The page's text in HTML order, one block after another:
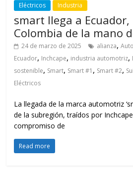
Eléctricos Industria
smart llega a
Colombia de la mano
24 de marzo de 2025 alianza,
Ecuador, Inchcape, industria automotriz,
sostenible, Smart, Smart #1 , Smart #2,
Eléctricos
La llegada de la marca automotriz
de la subregión, traídos por
compromiso de
Read more